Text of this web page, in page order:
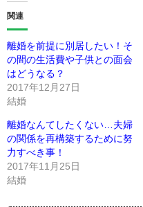
関連
離婚を前提に別居したい！そ
の間の生活費や子供との面会
はどうなる？
2017年12月27日
結婚
離婚なんてしたくない…夫婦
の関係を再構築するために努
力すべき事！
2017年11月25日
結婚